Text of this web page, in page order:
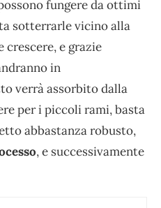
fungere da ottimi
sotterrarle vicino alla
crescere, e grazie
in
verrà assorbito dalla
per i piccoli rami, basta
abbastanza robusto,
, e successivamente